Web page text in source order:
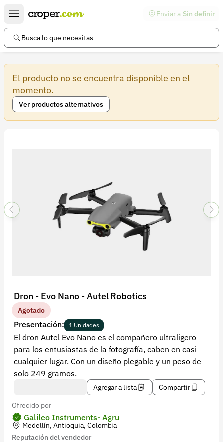
Enviar a Sin definir
Busca lo que necesitas
El producto no se encuentra disponible en el
momento.
Ver productos alternativos
Dron - Evo Nano - Autel Robotics
Agotado
Presentación: 1 Unidades
El dron Autel Evo Nano es el compañero ultraligero
para los entusiastas de la fotografía, caben en casi
cualquier lugar. Con un diseño plegable y un peso de
solo 249 gramos.
Agregar a lista
Compartir
Ofrecido por
Galileo Instruments- Agru
Medellín, Antioquia, Colombia
Reputación del vendedor
Enlaces de interés
Preguntas frecuentes
Ayuda
Información legal
Términos y condiciones
Registrarse
Recuperar contraseña
contacto@croper.com
© 2026 Croper.com Todos los derechos reservados
Versión 5.44.0
Síguenos